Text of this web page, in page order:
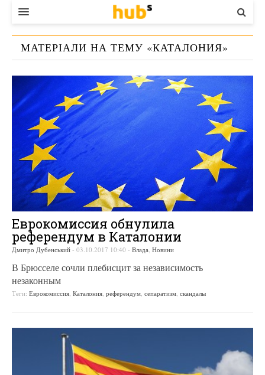
ВЛАДА
ЕКОНОМІКА
БІЗНЕС
СТАРТЕР
КОНТАКТИ
МАТЕРІАЛИ НА ТЕМУ «КАТАЛОНИЯ»
Еврокомиссия обнулила
референдум в Каталонии
Дмитро Дубенський - 03.10.2017 10:40 - Влада Новини
В Брюсселе сочли плебисцит за независимость
незаконным
Теги: Еврокомиссия Каталония референдум сепаратизм скандалы